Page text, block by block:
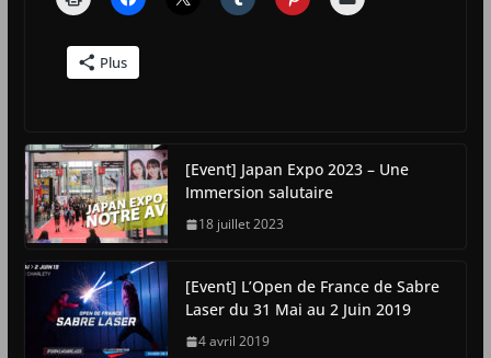
Plus
[Event] Japan Expo 2023 – Une
Immersion salutaire
18 juillet 2023
[Event] L’Open de France de Sabre
Laser du 31 Mai au 2 Juin 2019
4 avril 2019